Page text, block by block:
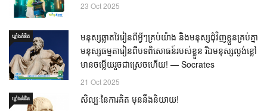
23 Oct 2025
ឃ្លាំង​គំនិត
មនុស្សឆ្លាតវៃរៀនពីអ្វីៗគ្រប់យ៉ាង និងមនុស្សជុំវិញខ្លួនគ្រប់គ្នា
មនុស្សធម្មតារៀនពីបទពិសោធន៍របស់ខ្លួន រីឯមនុស្សល្ងង់ខ្លៅ
មានចម្លើយរួចជាស្រេចហើយ! — Socrates
21 Oct 2025
ឃ្លាំង​គំនិត សិល្បៈនៃការគិត មុននឹងនិយាយ!